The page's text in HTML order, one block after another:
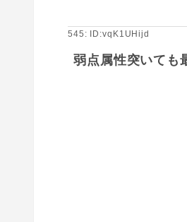
545: ID:vqK1UHijd
弱点属性突いても